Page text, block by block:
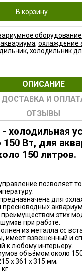
В корзину
оборудование,
, охлаждение
, холодильник
ОПИСАНИЕ
ДОСТАВКА И
ОТЗЫВЫ
- холодильная
Вт, для
150 литров.
позволяет
для
пресноводных
этих
шумов при работе.
из металла со
имеет взвешенный и
к любому интерьеру.
объёмом:около
х 361 х 315 мм;